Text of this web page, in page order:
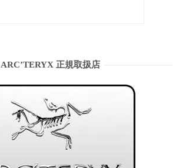
ARC’TERYX 正規取扱店